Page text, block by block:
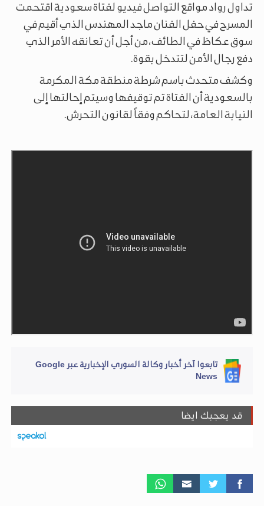
تداول رواد مواقع التواصل فيديو لفتاة سعودية اقتحمت
المسرح في حفل الفنان ماجد المهندس الذي أقيم في
سوق عكاظ في الطائف، من أجل أن تعانقه الأمر الذي
دفع رجال الأمن لتتدخل بقوة.
وكشف متحدث باسم شرطة منطقة مكة المكرمة
بالسعودية أن الفتاة تم توقيفها وسيتم إحالتها إلى
النيابة العامة، لتحاكم وفقاً لقانون التحرش.
تابعوا آخر أخبار وكالة السوري الإخبارية عبر Google
News
قد يعجبك ايضا